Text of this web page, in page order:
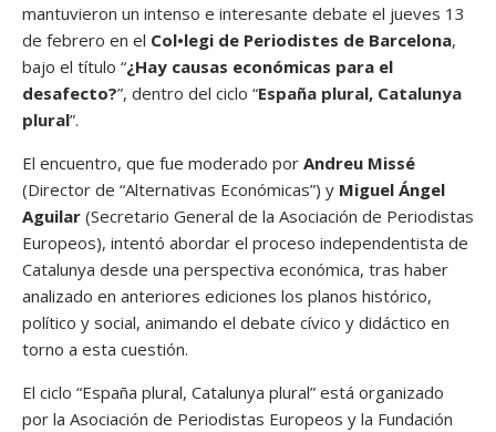
mantuvieron un intenso e interesante debate el jueves 13
de febrero en el Col•legi de Periodistes de Barcelona,
bajo el título “¿Hay causas económicas para el
desafecto?”, dentro del ciclo “España plural, Catalunya
plural”.
El encuentro, que fue moderado por Andreu Missé
(Director de “Alternativas Económicas”) y Miguel Ángel
Aguilar (Secretario General de la Asociación de Periodistas
Europeos), intentó abordar el proceso independentista de
Catalunya desde una perspectiva económica, tras haber
analizado en anteriores ediciones los planos histórico,
político y social, animando el debate cívico y didáctico en
torno a esta cuestión.
El ciclo “España plural, Catalunya plural” está organizado
por la Asociación de Periodistas Europeos y la Fundación